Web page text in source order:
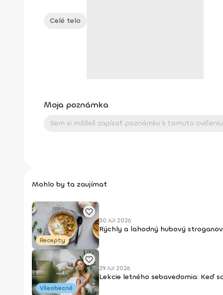
Celé telo
Moja poznámka
Mohlo by ťa zaujímať
Recepty
30 Júl 2026
Rýchly a lahodný hubový stroganov
Všeobecné
29 Júl 2026
Lekcie letného sebavedomia: Keď